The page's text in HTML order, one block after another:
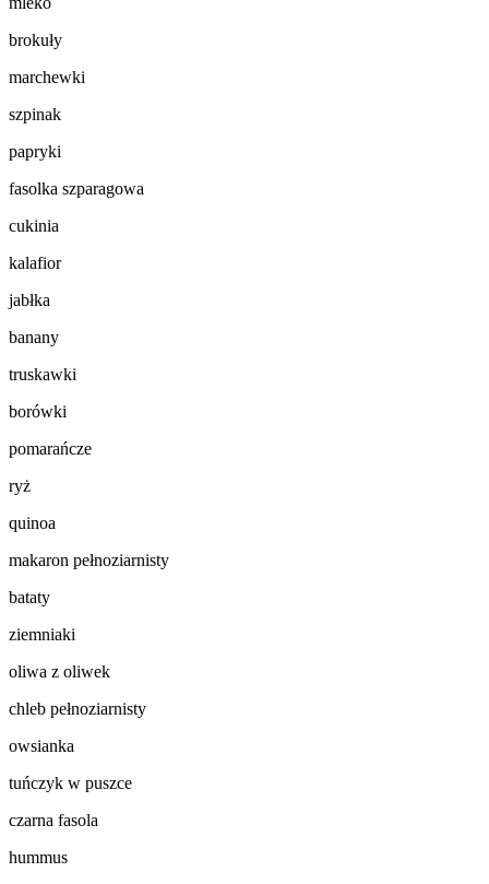
brokuły
marchewki
szpinak
papryki
fasolka szparagowa
cukinia
kalafior
jabłka
banany
truskawki
borówki
pomarańcze
ryż
quinoa
makaron pełnoziarnisty
bataty
ziemniaki
oliwa z oliwek
chleb pełnoziarnisty
owsianka
tuńczyk w puszce
czarna fasola
hummus